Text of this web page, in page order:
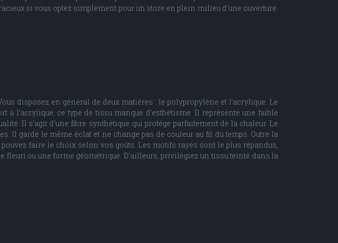
si vous optez simplement pour un store en plein milieu d’une ouverture.
disposez en général de deux matières : le polypropylène et l’acrylique. Le
l’acrylique, ce type de tissu manque d’esthétisme. Il représente une faible
Il s’agit d’une fibre synthétique qui protège parfaitement de la chaleur. Le
Il garde le même éclat et ne change pas de couleur au fil du temps. Outre la
faire le choix selon vos goûts. Les motifs rayés sont le plus répandus,
fleuri ou une forme géométrique. D’ailleurs, privilégiez un tissu teinté dans la